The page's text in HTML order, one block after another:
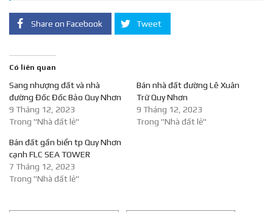
Share on Facebook Tweet
Có liên quan
Sang nhượng đất và nhà
đường Đốc Đốc Bảo Quy Nhơn
9 Tháng 12, 2023
Trong "Nhà đất lẻ"
Bán nhà đất đường Lê Xuân
Trữ Quy Nhơn
9 Tháng 12, 2023
Trong "Nhà đất lẻ"
Bán đất gần biển tp Quy Nhơn
cạnh FLC SEA TOWER
7 Tháng 12, 2023
Trong "Nhà đất lẻ"